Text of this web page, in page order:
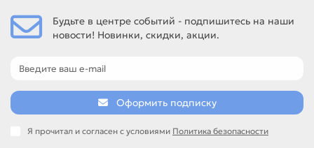
Тефлоновый вал для PANASONIC DP-1510 / 1810 / 2010,
Тефлоновый вал для PANASONIC DP-1520 / 1820,
Сравнивайте такие позиции по названию, артикулу и
таблице характеристик.
Если нужен близкий вариант, посмотрите соседние
направления: Резиновый вал / Прижимной вал, Шестерня/
Будьте в центре событий - подпишитесь на наши
новости! Новинки, скидки, акции.
Оформить подписку
Я прочитал и согласен с условиями Политика безопасности